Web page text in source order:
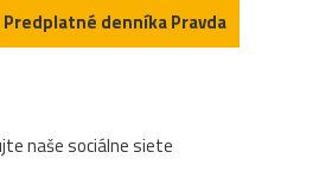
Predplatné denníka Pravda
naše sociálne siete